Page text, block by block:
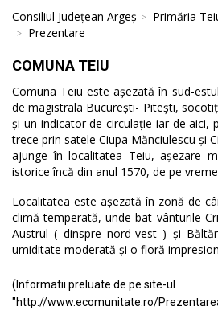
Consiliul Județean Argeș Primăria
Prezentare
COMUNA TEIU
Comuna Teiu este așezată în sud-
de magistrala București- Pitești,
și un indicator de circulație iar de aici,
trece prin satele Ciupa Mănciulescu și
ajunge în localitatea Teiu, așezare
istorice încă din anul 1570, de pe
Localitatea este așezată în zonă de
climă temperată, unde bat vânturile
Austrul ( dinspre nord-vest ) și
umiditate moderată și o floră
(Informatii preluate de pe site-ul
"http://www.ecomunitate.ro/